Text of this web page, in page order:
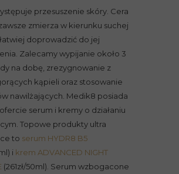
przesuszenie skóry. Cera
zmierza w kierunku suchej
doprowadzić do jej
Zalecamy wypijanie około 3
na dobę, zrezygnowanie z
kąpieli oraz stosowanie
nawilżających. Medik8 posiada
serum i kremy o działaniu
Topowe produkty ultra
to serum HYDR8 B5
i krem ADVANCED NIGHT
(261zł/50ml). Serum wzbogacone